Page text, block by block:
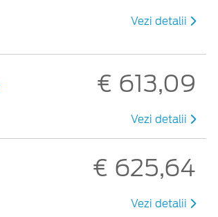
Vezi detalii
€ 613,09
Vezi detalii
€ 625,64
Vezi detalii